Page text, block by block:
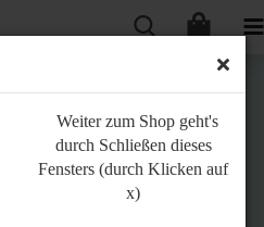
Weiter zum Shop geht's
durch Schließen dieses
Fensters (durch Klicken auf
x)